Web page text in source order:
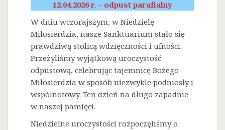
12.04.2026 r. – odpust parafialny
W dniu wczorajszym, w Niedzielę
Miłosierdzia, nasze Sanktuarium stało się
prawdziwą stolicą wdzięczności i ufności.
Przeżyliśmy wyjątkową uroczystość
odpustową, celebrując tajemnicę Bożego
Miłosierdzia w sposób niezwykle podniosły i
wspólnotowy. Ten dzień na długo zapadnie
w naszej pamięci.
Niedzielne uroczystości rozpoczęliśmy o